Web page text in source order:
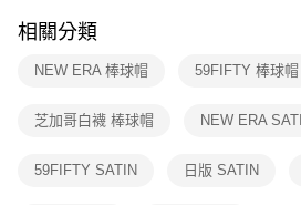
※ 交易是否成功請以「AFTEE先享後付 」之結
是否繳費成功／繳費後需取消欲退款等相關疑
客戶支援中心」https://
１．透過由恩沛科技股份有限公司提供之「
權轉讓予恩沛科技股份有限公司。
相關分類
NEW ERA 棒球帽 59FIFTY 棒球帽
芝加哥白襪 棒球帽 NEW ERA
59FIFTY SATIN 日版 SATIN